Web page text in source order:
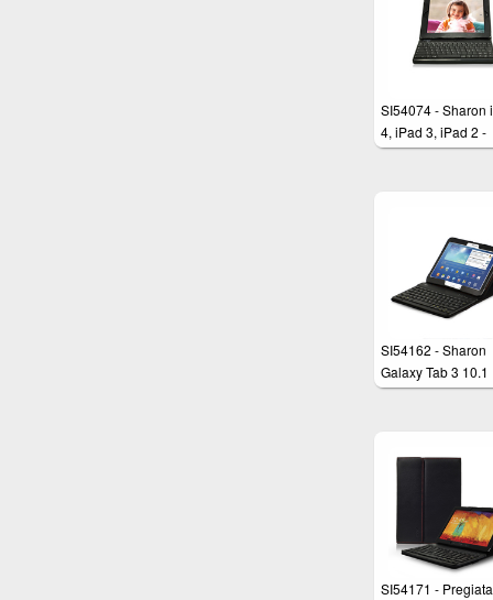
SI54074 - Sharon
4, iPad 3, iPad 2 -
ExtraSlim Tastatur
SI54162 - Sharon
Galaxy Tab 3 10.1
(P5200)
SI54171 - Pregiata